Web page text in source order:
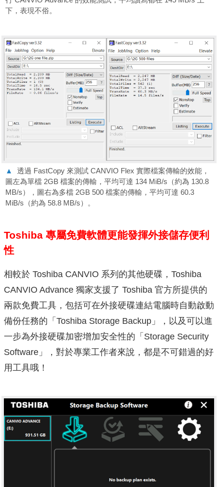
下，表現不俗。
▲
透過 FastCopy 來測試 CANVIO Flex 實際檔案傳輸的效能，
圖左為單檔 2GB 檔案的傳輸，平均可達 134 MiB/s（約為 130.8
MB/s），圖右為多檔 2GB 500 檔案的傳輸，平均可達 60.3
MiB/s（約為 58.8 MB/s）。
Toshiba 專屬免費軟體更能發揮外接儲存便利
性
相較於 Toshiba CANVIO 系列的其他硬碟，Toshiba
CANVIO Advance 獨家支援了 Toshiba 官方所提供的
兩款免費工具，包括可在外接硬碟連結電腦時自動啟動
備份任務的「Toshiba Storage Backup」，以及可以進
一步為外接硬碟加密增加安全性的「Storage Security
Software」，對於專業工作者來說，都是不可錯過的好
用工具哦！